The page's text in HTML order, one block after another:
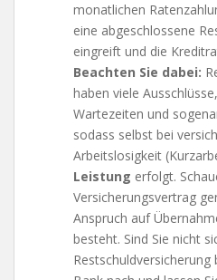
monatlichen
eine abgeschlossene
eingreift und die
Beachten Sie dabei:
haben viele
Wartezeiten und
sodass selbst bei
Arbeitslosigkeit
Leistung erfolgt.
Versicherungsvertrag
Anspruch auf
besteht. Sind Sie nicht